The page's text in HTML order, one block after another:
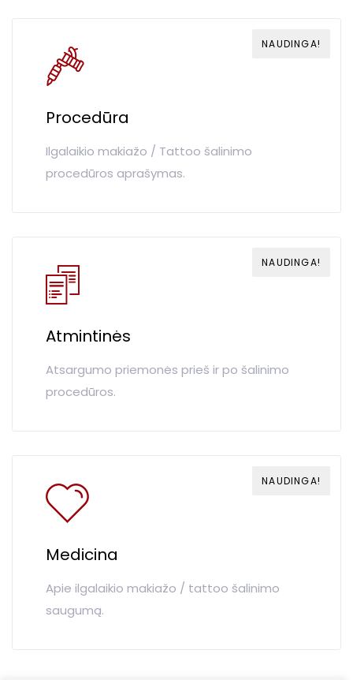
NAUDINGA!
Procedūra
Ilgalaikio makiažo / Tattoo šalinimo
procedūros aprašymas.
NAUDINGA!
Atmintinės
Atsargumo priemonės prieš ir po šalinimo
procedūros.
NAUDINGA!
Medicina
Apie ilgalaikio makiažo / tattoo šalinimo
saugumą.